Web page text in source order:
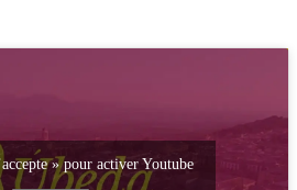
» pour activer Youtube